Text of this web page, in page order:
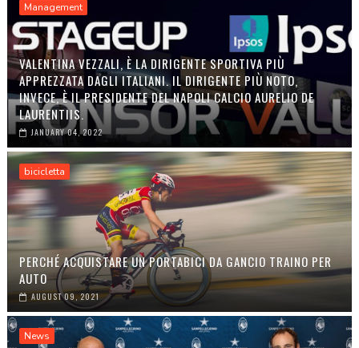
Management
VALENTINA VEZZALI, È LA DIRIGENTE SPORTIVA PIÙ
APPREZZATA DAGLI ITALIANI. IL DIRIGENTE PIÙ NOTO,
INVECE, È IL PRESIDENTE DEL NAPOLI CALCIO AURELIO DE
LAURENTIIS.
JANUARY 04, 2022
bicicletta
PERCHÉ ACQUISTARE UN PORTABICI DA GANCIO TRAINO PER
AUTO
AUGUST 09, 2021
News